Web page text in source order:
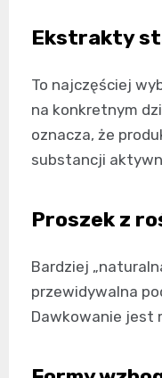
Ekstrakty
To najczęściej
na konkretnym
oznacza, że
substancji
Proszek z
Bardziej
przewidywalna
Dawkowanie jest